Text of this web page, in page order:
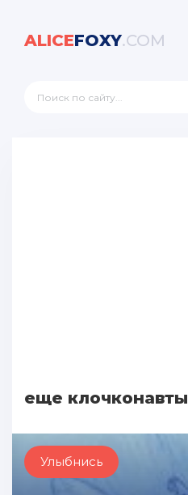
ALICEFOXY.COM
еще клочконавты
Улыбнись